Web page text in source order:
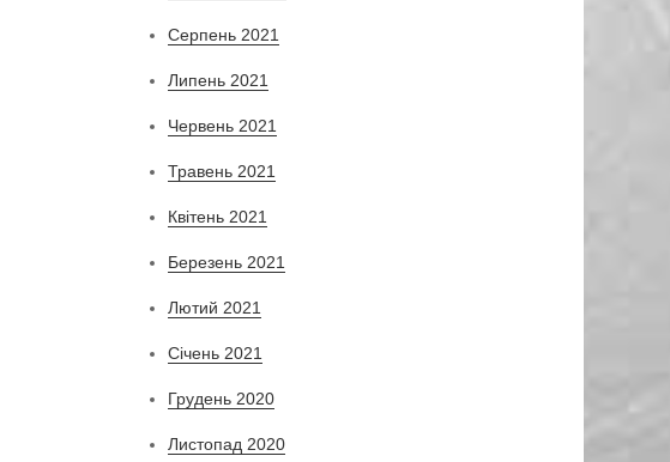
Серпень 2021
Липень 2021
Червень 2021
Травень 2021
Квітень 2021
Березень 2021
Лютий 2021
Січень 2021
Грудень 2020
Листопад 2020